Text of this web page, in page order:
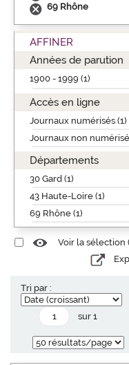
69 Rhône
AFFINER
Années de parution
1900 - 1999 (1)
Accès en ligne
Journaux numérisés (1)
Journaux non
Départements
30 Gard (1)
43 Haute-Loire (1)
69 Rhône (1)
Voir la sélection (
Tri par :
sur 1